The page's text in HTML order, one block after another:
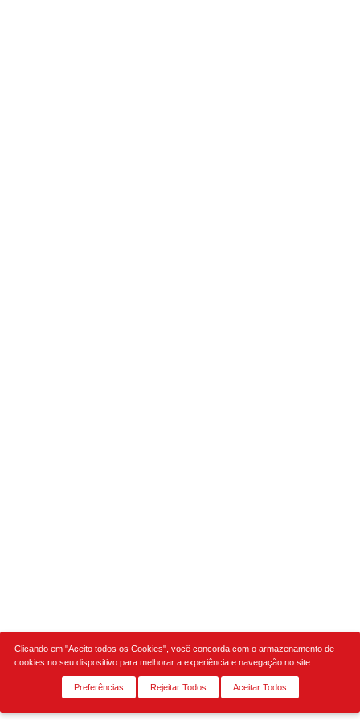
Clicando em "Aceito todos os Cookies", você concorda com o armazenamento de
cookies no seu dispositivo para melhorar a experiência e navegação no site.
Preferências Rejeitar Todos Aceitar Todos